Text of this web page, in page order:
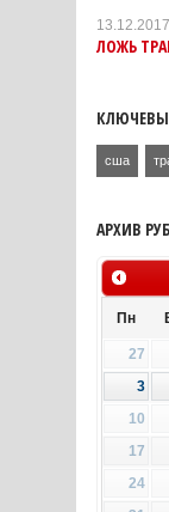
13.12.2017
ЛОЖЬ
сша
АРХИВ
Пн
27
3
10
17
24